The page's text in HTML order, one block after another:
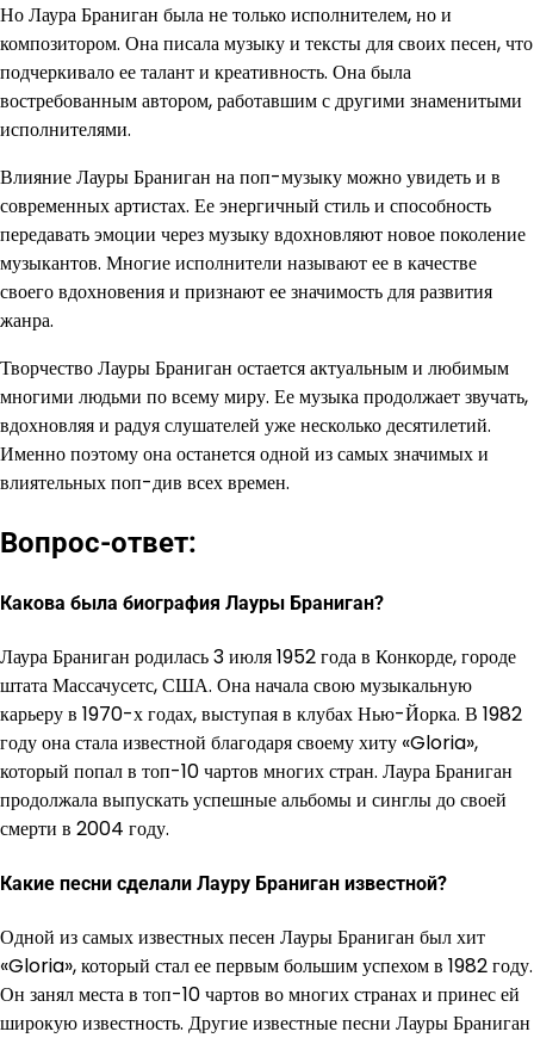
Но Лаура Браниган была не только исполнителем, но и
композитором. Она писала музыку и тексты для своих песен, что
подчеркивало ее талант и креативность. Она была
востребованным автором, работавшим с другими знаменитыми
исполнителями.
Влияние Лауры Браниган на поп-музыку можно увидеть и в
современных артистах. Ее энергичный стиль и способность
передавать эмоции через музыку вдохновляют новое поколение
музыкантов. Многие исполнители называют ее в качестве
своего вдохновения и признают ее значимость для развития
жанра.
Творчество Лауры Браниган остается актуальным и любимым
многими людьми по всему миру. Ее музыка продолжает звучать,
вдохновляя и радуя слушателей уже несколько десятилетий.
Именно поэтому она останется одной из самых значимых и
влиятельных поп-див всех времен.
Вопрос-ответ:
Какова была биография Лауры Браниган?
Лаура Браниган родилась 3 июля 1952 года в Конкорде, городе
штата Массачусетс, США. Она начала свою музыкальную
карьеру в 1970-х годах, выступая в клубах Нью-Йорка. В 1982
году она стала известной благодаря своему хиту «Gloria»,
который попал в топ-10 чартов многих стран. Лаура Браниган
продолжала выпускать успешные альбомы и синглы до своей
смерти в 2004 году.
Какие песни сделали Лауру Браниган известной?
Одной из самых известных песен Лауры Браниган был хит
«Gloria», который стал ее первым большим успехом в 1982 году.
Он занял места в топ-10 чартов во многих странах и принес ей
широкую известность. Другие известные песни Лауры Браниган